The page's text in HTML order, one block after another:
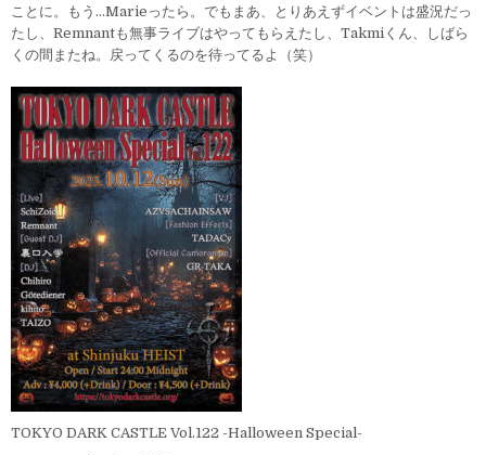
ことに。もう…Marieったら。でもまあ、とりあえずイベントは盛況だっ
たし、Remnantも無事ライブはやってもらえたし、Takmiくん、しばら
くの間またね。戻ってくるのを待ってるよ（笑）
TOKYO DARK CASTLE Vol.122 -Halloween Special-